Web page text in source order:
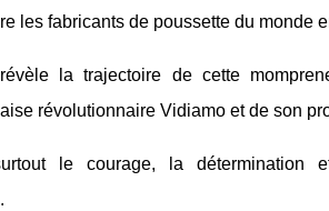
les fabricants de poussette du monde
la trajectoire de cette
révolutionnaire Vidiamo et de son
le courage, la détermination